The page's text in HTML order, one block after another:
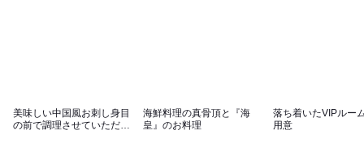
美味しい中国風お刺し身目
の前で調理させていただき
海鮮料理の真骨頂と『海
皇』のお料理
落ち着いたVIPルー
用意